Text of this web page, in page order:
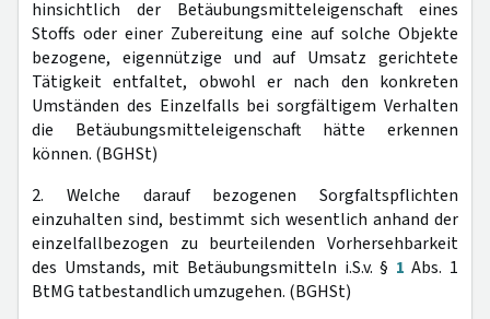
hinsichtlich der Betäubungsmitteleigenschaft eines
Stoffs oder einer Zubereitung eine auf solche Objekte
bezogene, eigennützige und auf Umsatz gerichtete
Tätigkeit entfaltet, obwohl er nach den konkreten
Umständen des Einzelfalls bei sorgfältigem Verhalten
die Betäubungsmitteleigenschaft hätte erkennen
können. (BGHSt)
2. Welche darauf bezogenen Sorgfaltspflichten
einzuhalten sind, bestimmt sich wesentlich anhand der
einzelfallbezogen zu beurteilenden Vorhersehbarkeit
des Umstands, mit Betäubungsmitteln i.S.v. § 1 Abs. 1
BtMG tatbestandlich umzugehen. (BGHSt)